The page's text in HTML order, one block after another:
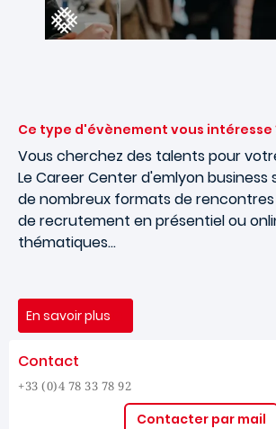
Ce type d'évènement vous intéresse
Vous cherchez des talents pour
Le Career Center d'emlyon business
de nombreux formats de
de recrutement en présentiel ou
thématiques…
En savoir plus
Contact
+33 (0)4 78 33 78 92
Contacter par mail